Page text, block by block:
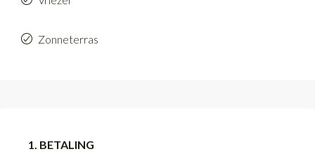
Zonneterras
1. BETALING